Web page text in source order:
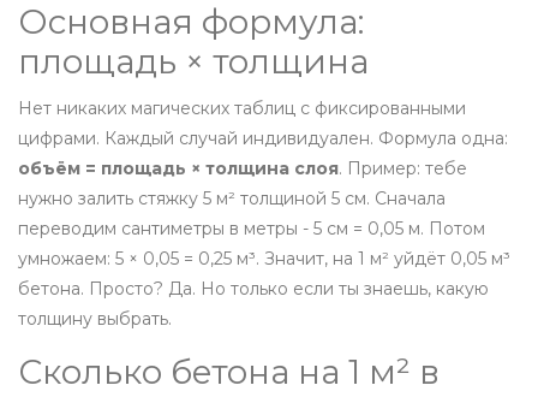
Основная формула:
площадь × толщина
Нет никаких магических таблиц с фиксированными
цифрами. Каждый случай индивидуален. Формула одна:
объём = площадь × толщина слоя. Пример: тебе
нужно залить стяжку 5 м² толщиной 5 см. Сначала
переводим сантиметры в метры - 5 см = 0,05 м. Потом
умножаем: 5 × 0,05 = 0,25 м³. Значит, на 1 м² уйдёт 0,05 м³
бетона. Просто? Да. Но только если ты знаешь, какую
толщину выбрать.
Сколько бетона на 1 м² в